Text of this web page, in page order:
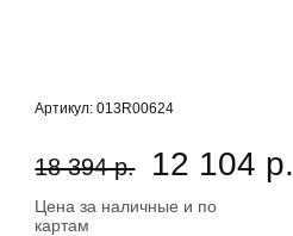
Артикул:013R00624
18 394 р. 12 104 р.
Цена за наличные и по
картам